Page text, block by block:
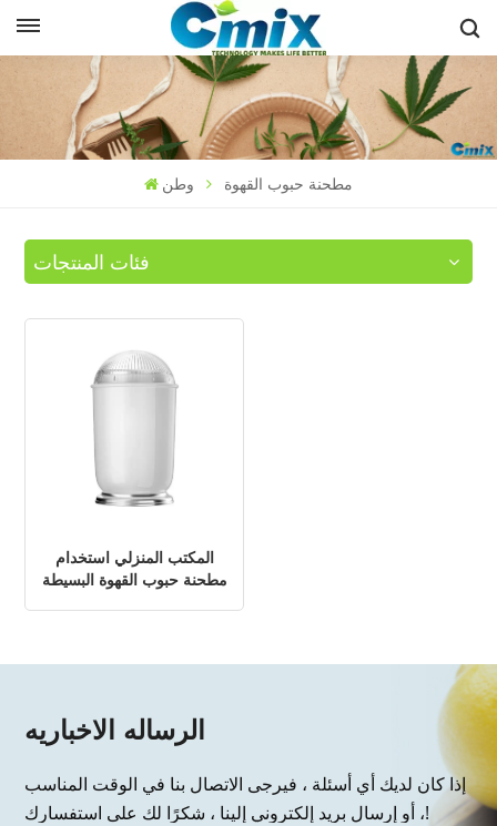
وطن مطحنة حبوب القهوة
فئات المنتجات
المكتب المنزلي استخدام
مطحنة حبوب القهوة البسيطة
الرساله الاخباريه
إذا كان لديك أي أسئلة ، فيرجى الاتصال بنا في الوقت المناسب
، أو إرسال بريد إلكتروني إلينا ، شكرًا لك على استفسارك!